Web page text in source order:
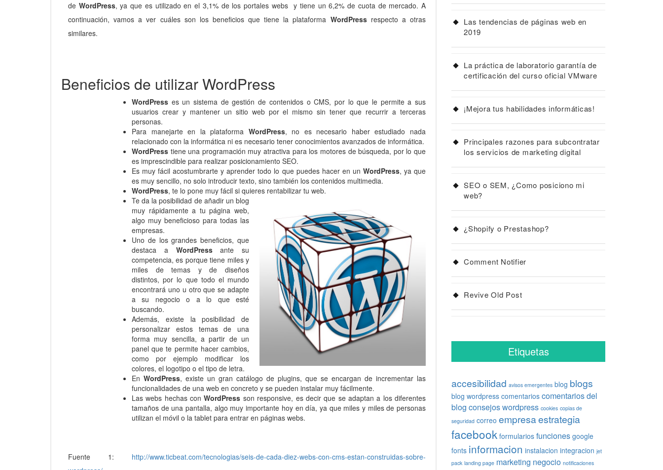
de WordPress, ya que es utilizado en el 3,1% de los portales webs y tiene un 6,2% de cuota de mercado. A
continuación, vamos a ver cuáles son los beneficios que tiene la plataforma WordPressrespecto a otras
similares.
Beneficios de utilizar WordPress
WordPress es un sistema de gestión de contenidos o CMS, por lo que le permite a sus
usuarios crear y mantener un sitio web por el mismo sin tener que recurrir a terceras
personas.
Para manejarte en la plataforma WordPress, no es necesario haber estudiado nada
relacionado con la informática ni es necesario tener conocimientos avanzados de informática.
WordPress tiene una programación muy atractiva para los motores de búsqueda, por lo que
es imprescindible para realizar posicionamiento SEO.
Es muy fácil acostumbrarte y aprender todo lo que puedes hacer en un WordPress, ya que
es muy sencillo, no solo introducir texto, sino también los contenidos multimedia.
WordPress, te lo pone muy fácil si quieres rentabilizar tu web.
Te da la posibilidad de añadir un blog
muy rápidamente a tu página web,
algo muy beneficioso para todas las
empresas.
Uno de los grandes beneficios, que
destaca a WordPressante su
competencia, es porque tiene miles y
miles de temas y de diseños
distintos, por lo que todo el mundo
encontrará uno u otro que se adapte
a su negocio o a lo que esté
buscando.
Además, existe la posibilidad de
personalizar estos temas de una
forma muy sencilla, a partir de un
panel que te permite hacer cambios,
como por ejemplo modificar los
colores, el logotipo o el tipo de letra.
En WordPress, existe un gran catálogo de plugins, que se encargan de incrementar las
funcionalidades de una web en concreto y se pueden instalar muy fácilmente.
Las webs hechas conWordPress son responsive, es decir que se adaptan a los diferentes
tamaños de una pantalla, algo muy importante hoy en día, ya que miles y miles de personas
utilizan el móvil o la tablet para entrar en páginas webs.
Fuente 1: http://www.ticbeat.com/tecnologias/seis-de-cada-diez-webs-con-cms-estan-construidas-sobre-
Las tendencias de páginas web en
2019
La práctica de laboratorio garantía de
certificación del curso oficial VMware
¡Mejora tus habilidades informáticas!
Principales razones para subcontratar
los servicios de marketing digital
SEO o SEM, ¿Como posiciono mi
web?
¿Shopify o Prestashop?
Comment Notifier
Revive Old Post
Etiquetas
accesibilidad avisos emergentes blog blogs
blog wordpress comentarios comentarios del
blog consejos wordpress cookies copias de
seguridad correo empresaestrategia
facebook formularios funciones google
fonts informacion instalacion integracion jet
pack landing page marketing negocio notificaciones